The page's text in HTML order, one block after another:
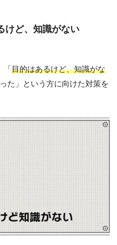
けど、知識がない
目的はあるけど、知識がな
た」という方に向けた対策を